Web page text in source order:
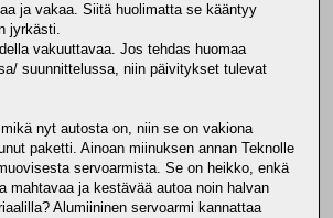
ja vakaa. Siitä huolimatta se kääntyy
jyrkästi.
vakuuttavaa. Jos tehdas huomaa
suunnittelussa, niin päivitykset tulevat
nyt autosta on, niin se on vakiona
paketti. Ainoan miinuksen annan Teknolle
servoarmista. Se on heikko, enkä
mahtavaa ja kestävää autoa noin halvan
Alumiininen servoarmi kannattaa